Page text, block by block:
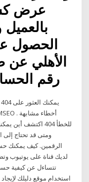
عرض
الحصول
الأهلي عن
رقم
للخطأ 404 اكتشف
الرقمين. كيف يمكنك
لديك قناة على يوتيوب
تتساءل عن كيفية
استخدام موقع دليلك